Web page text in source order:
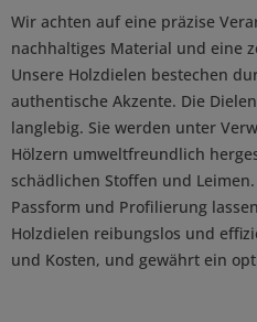
Wir achten auf eine präzise
nachhaltiges Material und eine
Unsere Holzdielen bestechen
authentische Akzente. Die
langlebig. Sie werden unter
Hölzern umweltfreundlich
schädlichen Stoffen und Leimen.
Passform und Profilierung
Holzdielen reibungslos und
und Kosten, und gewährt ein